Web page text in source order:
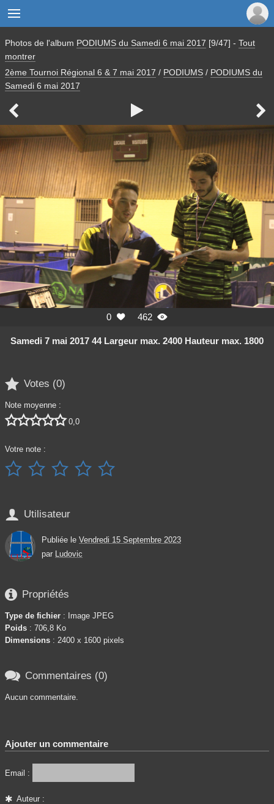

Photos de l'album PODIUMS du Samedi 6 mai 2017 [9/47] - Tout
montrer
2ème Tournoi Régional 6 & 7 mai 2017 / PODIUMS / PODIUMS du
Samedi 6 mai 2017
  
0  462 
Samedi 7 mai 2017 44 Largeur max. 2400 Hauteur max. 1800
 Votes (0)
Note moyenne :
 0,0
Votre note :
    
 Utilisateur
Publiée le Vendredi 15 Septembre 2023
par Ludovic
 Propriétés
Type de fichier : Image JPEG
Poids : 706,8 Ko
Dimensions : 2400 x 1600 pixels
 Commentaires (0)
Aucun commentaire.
Ajouter un commentaire
Email :
Auteur :